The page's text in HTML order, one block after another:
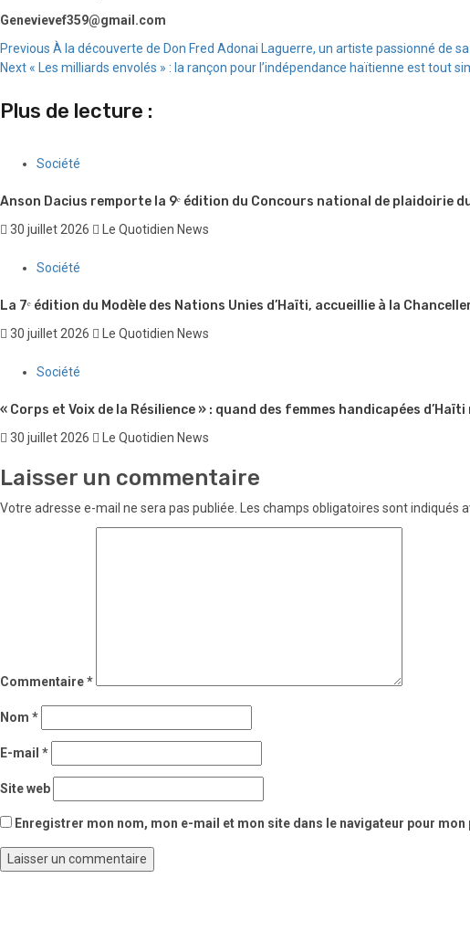
Genevievef359@gmail.com
Continue
Reading
Previous À la découverte de Don Fred Adonai Laguerre, un artiste passionné de
Next« Les milliards envolés » : la rançon pour l’indépendance haïtienne est tout
Plus de lecture :
Société
Anson Dacius remporte la 9ᵉ édition du Concours national de plaidoirie du
30 juillet 2026 Le Quotidien News
Société
La 7ᵉ édition du Modèle des Nations Unies d’Haïti, accueillie à la
30 juillet 2026 Le Quotidien News
Société
« Corps et Voix de la Résilience » : quand des femmes handicapées
30 juillet 2026 Le Quotidien News
Laisser un commentaire
Votre adresse e-mail ne sera pas publiée. Les champs obligatoires sont indiqués
Commentaire*
Nom *
E-mail *
Site web
Enregistrer mon nom, mon e-mail et mon site dans le navigateur pour